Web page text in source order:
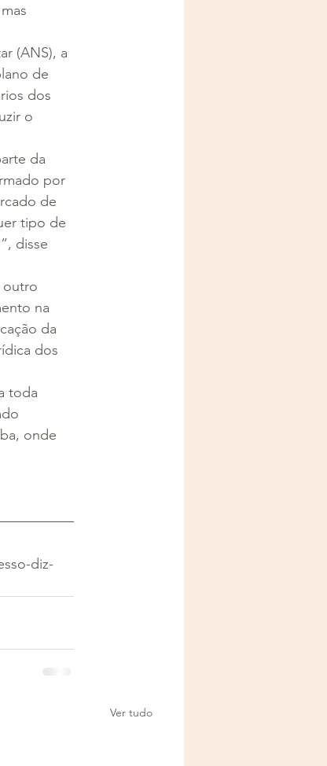
(ANS), a
de
dos
o
da
por
de
tipo de
disse
outro
na
da
dos
toda
onde
diz-
Ver tudo